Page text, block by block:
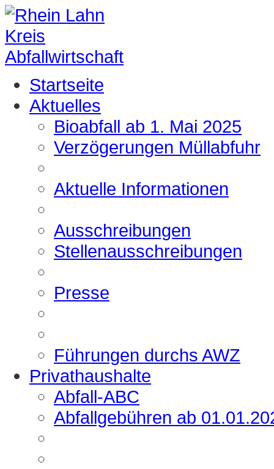
Startseite
Aktuelles
Bioabfall ab 1. Mai 2025
Verzögerungen Müllabfuhr
Aktuelle Informationen
Ausschreibungen
Stellenausschreibungen
Presse
Führungen durchs AWZ
Privathaushalte
Abfall-ABC
Abfallgebühren ab